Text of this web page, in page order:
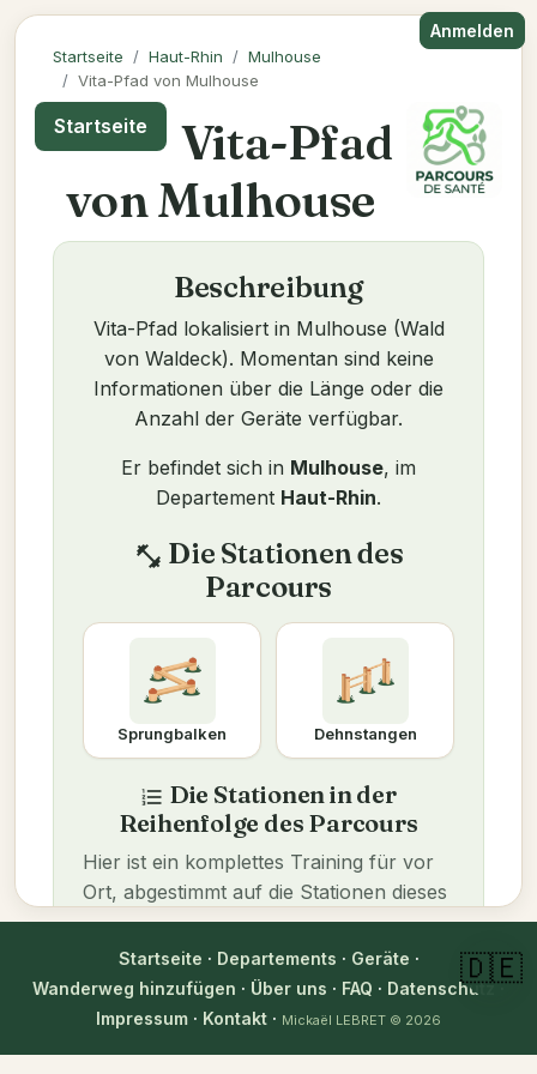
Anmelden
Startseite Haut-Rhin
Mulhouse
Vita-Pfad von Mulhouse
Startseite
Vita-Pfad
von Mulhouse
Beschreibung
Vita-Pfad lokalisiert in Mulhouse (Wald
von Waldeck). Momentan sind keine
Informationen über die Länge oder die
Anzahl der Geräte verfügbar.
Er befindet sich in Mulhouse, im
Departement Haut-Rhin.
fitness_center Die Stationen des
Parcours
Sprungbalken Dehnstangen
format_list_numbered Die Stationen in der
Reihenfolge des Parcours
Hier ist ein komplettes Training für vor
Ort, abgestimmt auf die Stationen dieses
Parcours. Wählen Sie Ihr Niveau, um
jede Übung anzupassen.
An mein Niveau anpassen Anfänger
Startseite · Departements · Geräte ·
Wanderweg hinzufügen · Über uns · FAQ · Datenschutz·
Impressum · Kontakt · Mickaël LEBRET © 2026
🇩🇪